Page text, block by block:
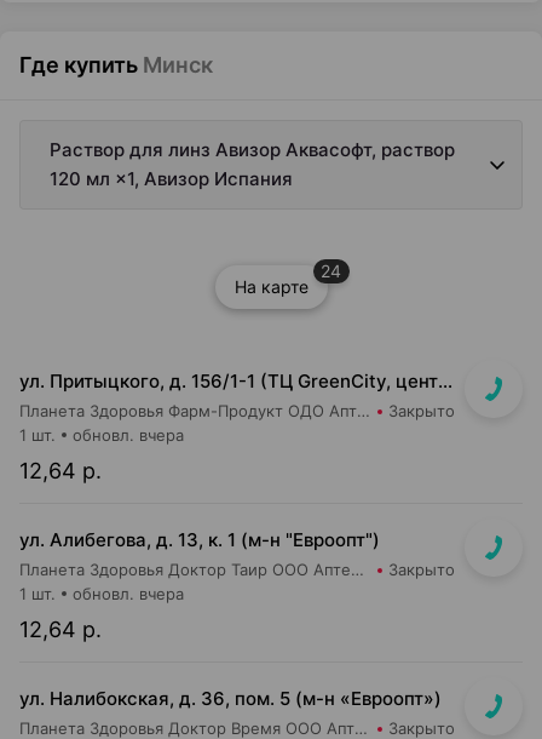
Где купить Минск
Раствор для линз Авизор Аквасофт, раствор
120 мл ×1, Авизор Испания
На карте
24
ул. Притыцкого, д. 156/1-1 (ТЦ GreenCity, центральный вход со стороны метро)
Планета Здоровья Фарм-Продукт ОДО Аптека №23 Закрыто
12,64 р.
1 шт. обновл. вчера
ул. Алибегова, д. 13, к. 1 (м-н "Евроопт")
Планета Здоровья Доктор Таир ООО Аптека №1 Закрыто
12,64 р.
1 шт. обновл. вчера
ул. Налибокская, д. 36, пом. 5 (м-н «Евроопт»)
Планета Здоровья Доктор Время ООО Аптека №51 Закрыто